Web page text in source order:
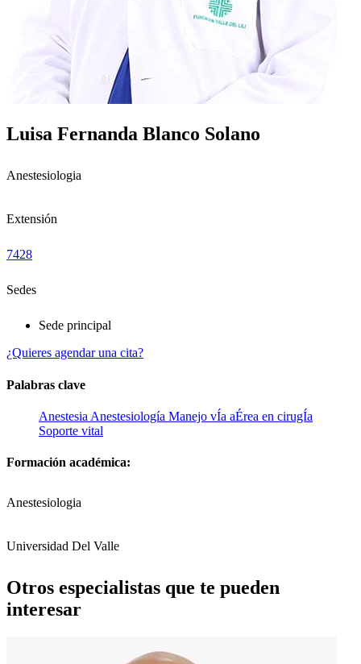
Luisa Fernanda Blanco Solano
Anestesiologia
Extensión
7428
Sedes
Sede principal
¿Quieres agendar una cita?
Palabras clave
Anestesia Anestesiología Manejo vÍa aÉrea en cirugÍa
Soporte vital
Formación académica:
Anestesiologia
Universidad Del Valle
Otros especialistas que te pueden
interesar